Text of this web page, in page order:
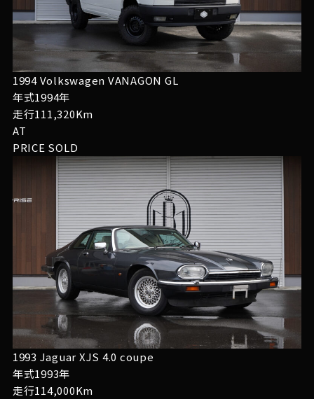
1994 Volkswagen VANAGON GL
年式1994年
走行111,320Km
AT
PRICE SOLD
1993 Jaguar XJS 4.0 coupe
年式1993年
走行114,000Km